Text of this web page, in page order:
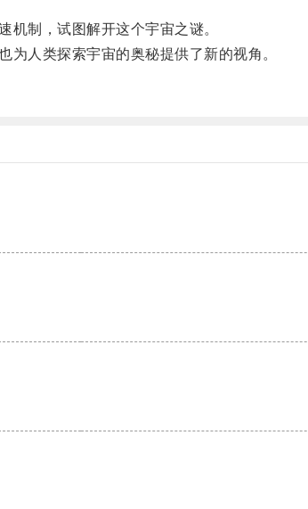
制，试图解开这个宇宙之谜。
人类探索宇宙的奥秘提供了新的视角。